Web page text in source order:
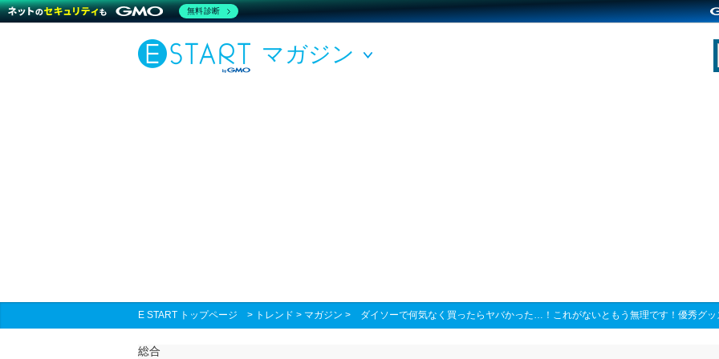
マガジン
E START トップページ > トレンド > マガジン > ダイソーで何気なく買ったらヤバかった…！これがないともう無理です！優秀グッ
総合
無料診断